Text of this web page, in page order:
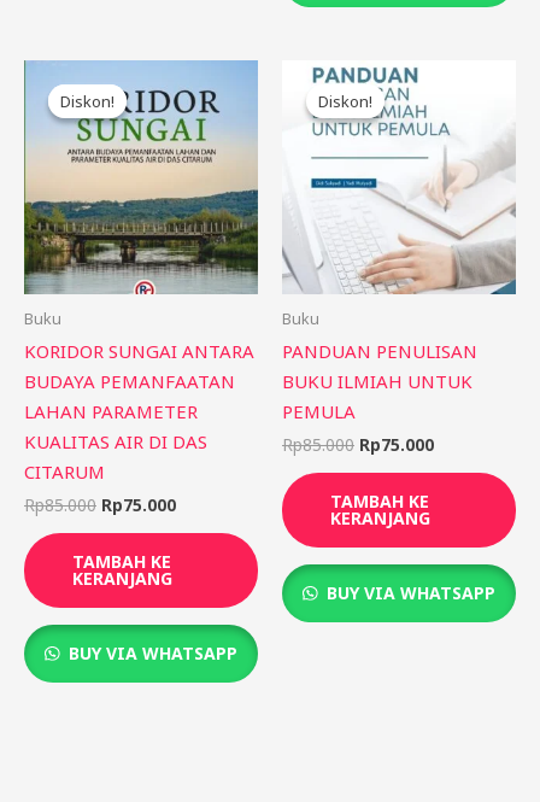
Diskon!
Diskon!
Buku
KORIDOR SUNGAI ANTARA
BUDAYA PEMANFAATAN
LAHAN PARAMETER
KUALITAS AIR DI DAS
CITARUM
Rp85.000
aslinya
adalah:
Rp85.000.
Rp75.000
saat
ini
adalah:
Rp75.000.
TAMBAH KE
KERANJANG
BUY VIA WHATSAPP
Diskon!
Diskon!
Buku
PANDUAN PENULISAN
BUKU ILMIAH UNTUK
PEMULA
Rp85.000
Harga
aslinya
adalah:
Rp85.000.
Rp75.000
adalah:
Rp75.000.
TAMBAH KE
KERANJANG
BUY VIA WHATSAPP